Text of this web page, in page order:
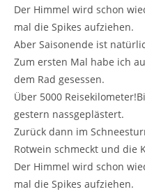
Der Himmel wird schon
mal die Spikes aufziehen.
Aber Saisonende ist
Zum ersten Mal habe ich
dem Rad gesessen.
Über 5000 Reisekilometer!
gestern nassgeplästert.
Zurück dann im
Rotwein schmeckt und die
Der Himmel wird schon
mal die Spikes aufziehen.